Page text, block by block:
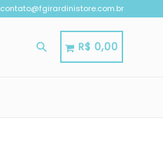
contato@fgirardinistore.com.br
Pesquisar
Carrinho
Carrinho
R$ 0,00